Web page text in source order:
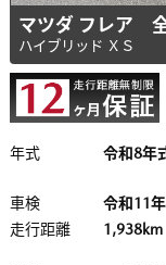
マツダ フレア
ハイブリッド ＸＳ
年式 令和8年
車検 令和11年
走行距離
1,938km